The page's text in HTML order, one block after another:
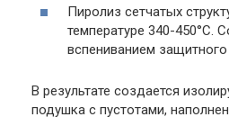
Пиролиз сетчатых
температуре 340-450°С.
вспениванием защитного
В результате создается
подушка с пустотами,